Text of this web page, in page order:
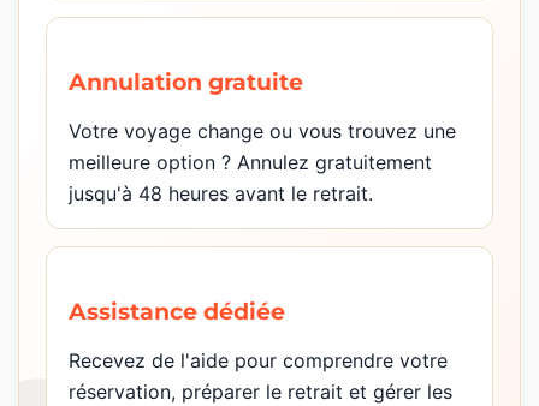
Annulation gratuite
Votre voyage change ou vous trouvez une
meilleure option ? Annulez gratuitement
jusqu'à 48 heures avant le retrait.
Assistance dédiée
Recevez de l'aide pour comprendre votre
réservation, préparer le retrait et gérer les